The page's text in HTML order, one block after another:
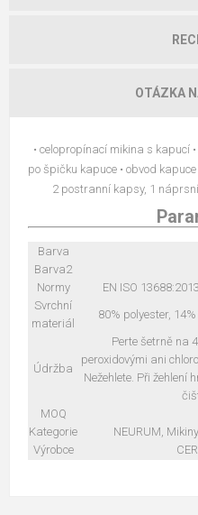
OTÁZKA
• celopropínací mikina s kapucí
po špičku kapuce • obvod
2 postranní kapsy, 1
Barva
Barva2
Normy
EN ISO
Svrchní
materiál
80% polyester,
Údržba
Perte šetrně na
peroxidovými ani
Nežehlete. Při žehlení
MOQ
Kategorie
NEURUM,
Výrobce